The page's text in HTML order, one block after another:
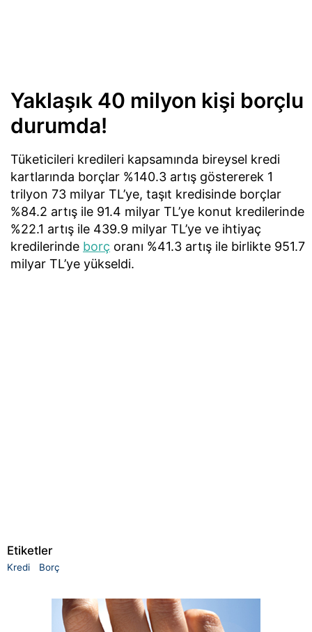
Yaklaşık 40 milyon kişi borçlu
durumda!
Tüketicileri kredileri kapsamında bireysel kredi
kartlarında borçlar %140.3 artış göstererek 1
trilyon 73 milyar TL’ye, taşıt kredisinde borçlar
%84.2 artış ile 91.4 milyar TL’ye konut kredilerinde
%22.1 artış ile 439.9 milyar TL’ye ve ihtiyaç
kredilerinde borç oranı %41.3 artış ile birlikte 951.7
milyar TL’ye yükseldi.
Etiketler
Kredi Borç